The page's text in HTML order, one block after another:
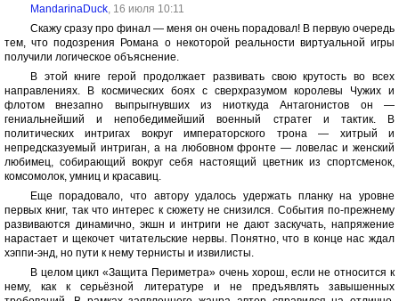
MandarinaDuck, 16 июля 10:11
Скажу сразу про финал — меня он очень порадовал! В первую очередь
тем, что подозрения Романа о некоторой реальности виртуальной игры
получили логическое объяснение.
В этой книге герой продолжает развивать свою крутость во всех
направлениях. В космических боях с сверхразумом королевы Чужих и
флотом внезапно выпрыгнувших из ниоткуда Антагонистов он —
гениальнейший и непобедимейший военный стратег и тактик. В
политических интригах вокруг императорского трона — хитрый и
непредсказуемый интриган, а на любовном фронте — ловелас и женский
любимец, собирающий вокруг себя настоящий цветник из спортсменок,
комсомолок, умниц и красавиц.
Еще порадовало, что автору удалось удержать планку на уровне
первых книг, так что интерес к сюжету не снизился. События по-прежнему
развиваются динамично, экшн и интриги не дают заскучать, напряжение
нарастает и щекочет читательские нервы. Понятно, что в конце нас ждал
хэппи-энд, но пути к нему тернисты и извилисты.
В целом цикл «Защита Периметра» очень хорош, если не относится к
нему, как к серьёзной литературе и не предъявлять завышенных